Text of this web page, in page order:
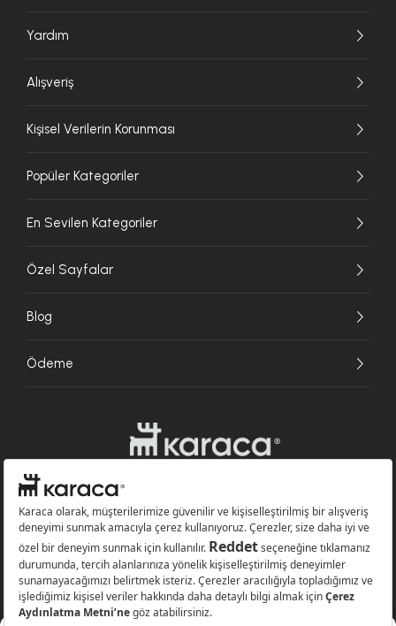
Yardım
Alışveriş
Kişisel Verilerin Korunması
Popüler Kategoriler
En Sevilen Kategoriler
Özel Sayfalar
Blog
Ödeme
Websitesinde kullanılan bazı görseller yapay zekâ (AI) ile üretilmiştir.
Karaca.com © 2026 - Karaca Züccaciye A.Ş. Tüm hakları saklıdır.